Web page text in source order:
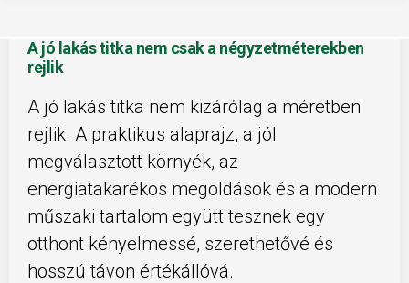
A jó lakás titka nem csak a négyzetméterekben
rejlik
A jó lakás titka nem kizárólag a méretben
rejlik. A praktikus alaprajz, a jól
megválasztott környék, az
energiatakarékos megoldások és a modern
műszaki tartalom együtt tesznek egy
otthont kényelmessé, szerethetővé és
hosszú távon értékállóvá.